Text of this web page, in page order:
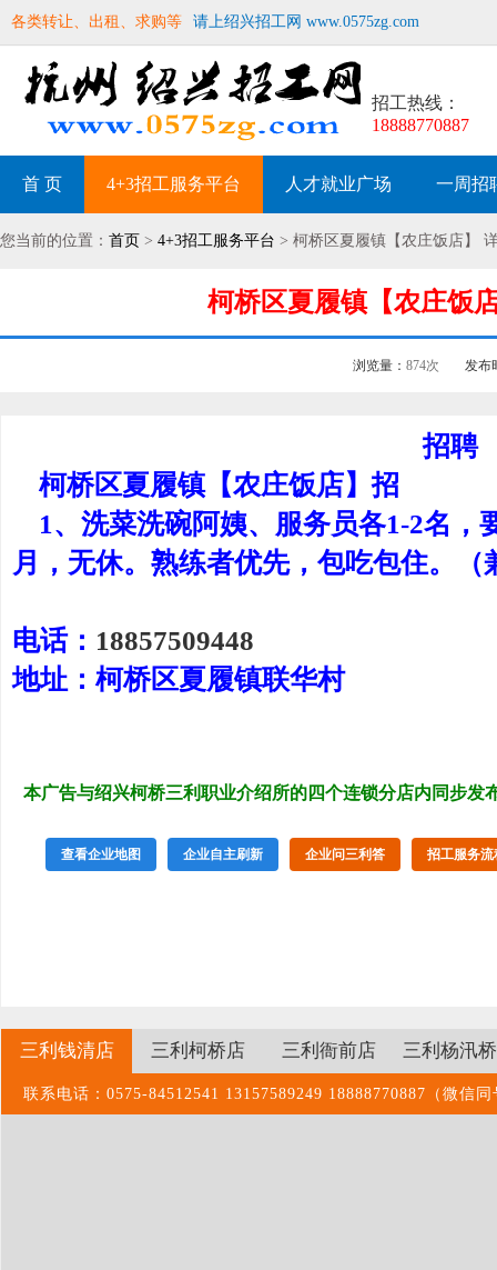
各类转让、出租、求购等 请上绍兴招工网 www.0575zg.com
招工热线：
18888770887
首 页 4+3招工服务平台 人才就业广场 一周招
您当前的位置： 首页 > 4+3招工服务平台 > 柯桥区夏履镇【农庄饭店】
柯桥区夏履镇【农庄饭
浏览量： 874次 发布
招聘
柯桥区夏履镇【农庄饭店】招
1、洗菜洗碗阿姨、服务员各1-2名，
月，无休。熟练者优先，包吃包住。
电话： 18857509448
地址：柯桥区夏履镇联华村
本广告与绍兴柯桥三利职业介绍所的四个连锁分店内同步发
查看企业地图 企业自主刷新 企业问三利答 招工服务流
三利钱清店 三利柯桥店 三利衙前店 三利杨汛
联系电话：0575-84512541 13157589249 18888770887（微信